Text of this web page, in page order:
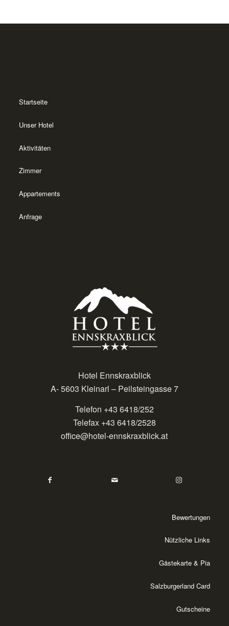
Startseite
Unser Hotel
Aktivitäten
Zimmer
Appartements
Anfrage
Hotel Ennskraxblick
A- 5603 Kleinarl – Peilsteingasse 7
Telefon +43 6418/252
Telefax +43 6418/2528
office@hotel-ennskraxblick.at
Bewertungen
Nützliche Links
Gästekarte & Pia
Salzburgerland Card
Gutscheine